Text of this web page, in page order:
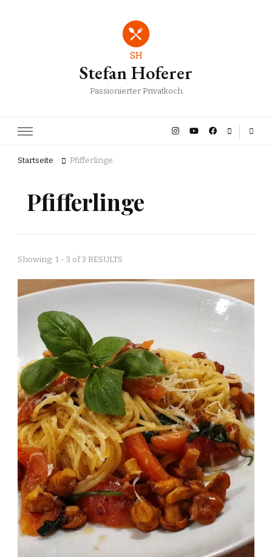
Stefan Hoferer
Passionierter Privatkoch
Startseite Pfifferlinge
Pfifferlinge
Showing: 1 - 3 of 3 RESULTS